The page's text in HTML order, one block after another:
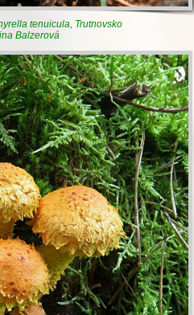
tenuicula, Trutnovsko
Balzerová